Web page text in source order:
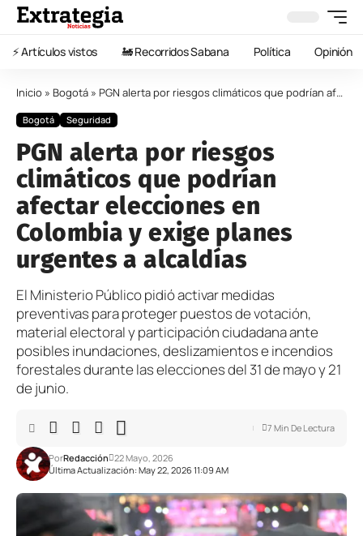
⚡️ Artículos vistos 🚂 Recorridos Sabana Política Opinión
Inicio » Bogotá » PGN alerta por riesgos climáticos que podrían afectar elecciones en Colombia y exige planes urgentes a alcaldías
Bogotá Seguridad
PGN alerta por riesgos
climáticos que podrían
afectar elecciones en
Colombia y exige planes
urgentes a alcaldías
El Ministerio Público pidió activar medidas
preventivas para proteger puestos de votación,
material electoral y participación ciudadana ante
posibles inundaciones, deslizamientos e incendios
forestales durante las elecciones del 31 de mayo y 21
de junio.
Última Actualización: May 22, 2026 11:09 AM
PorRedacción 22 Mayo, 2026
7 Min De Lectura